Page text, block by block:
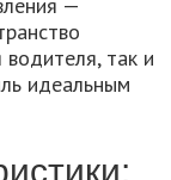
—
так и
идеальным